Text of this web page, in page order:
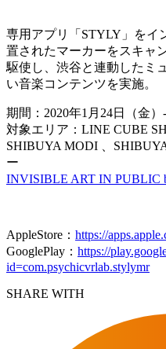
専用アプリ「STYLY」をイ
置されたマーカーをスキャ
駆使し、渋谷と連動したミ
い音楽コンテンツを実施。
期間：2020年1月24日（金）-
対象エリア：LINE CUBE
SHIBUYA MODI 、
ー
INVISIBLE ART IN PUBLIC
AppleStore： https://
GooglePlay： https://
id=com.psychicvrlab.stylymr
SHARE WITH